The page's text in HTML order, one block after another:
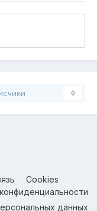
0
Cookies
данных